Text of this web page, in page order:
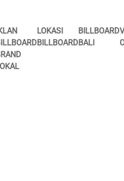
LOKASI
BILLBOARD
BILLBOARD
BALI